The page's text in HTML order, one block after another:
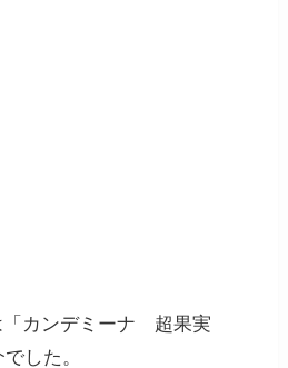
「カンデミーナ 超果実
した。